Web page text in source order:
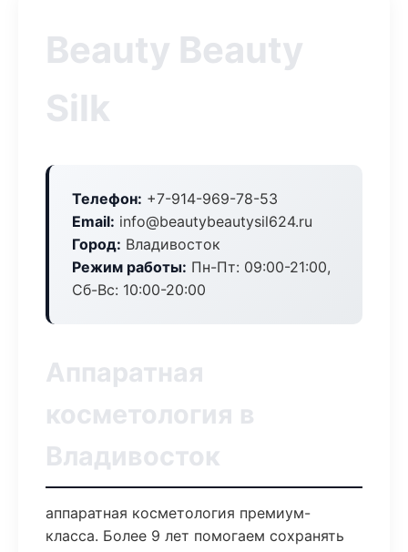
Beauty Beauty
Silk
Телефон: +7-914-969-78-53
Email: info@beautybeautysil624.ru
Город: Владивосток
Режим работы: Пн-Пт: 09:00-21:00,
Сб-Вс: 10:00-20:00
Аппаратная
косметология в
Владивосток
аппаратная косметология премиум-
класса. Более 9 лет помогаем сохранять